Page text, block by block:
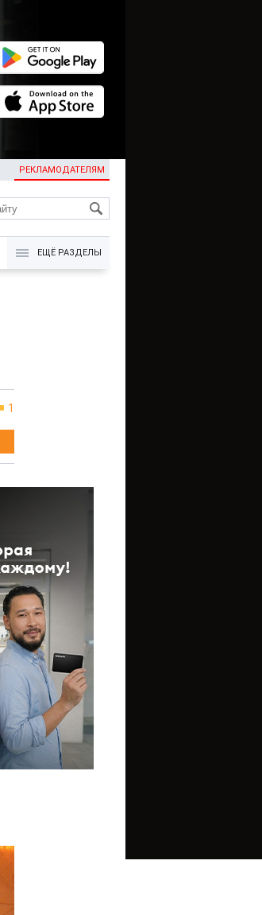
РЕКЛАМОДАТЕЛЯМ
KG
ЕЩЁ РАЗДЕЛЫ
1